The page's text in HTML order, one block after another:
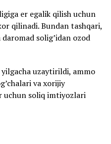
er egalik qilish uchun
qilinadi. Bundan tashqari,
daromad solig’idan ozod
uzaytirildi, ammo
va xorijiy
uchun soliq imtiyozlari